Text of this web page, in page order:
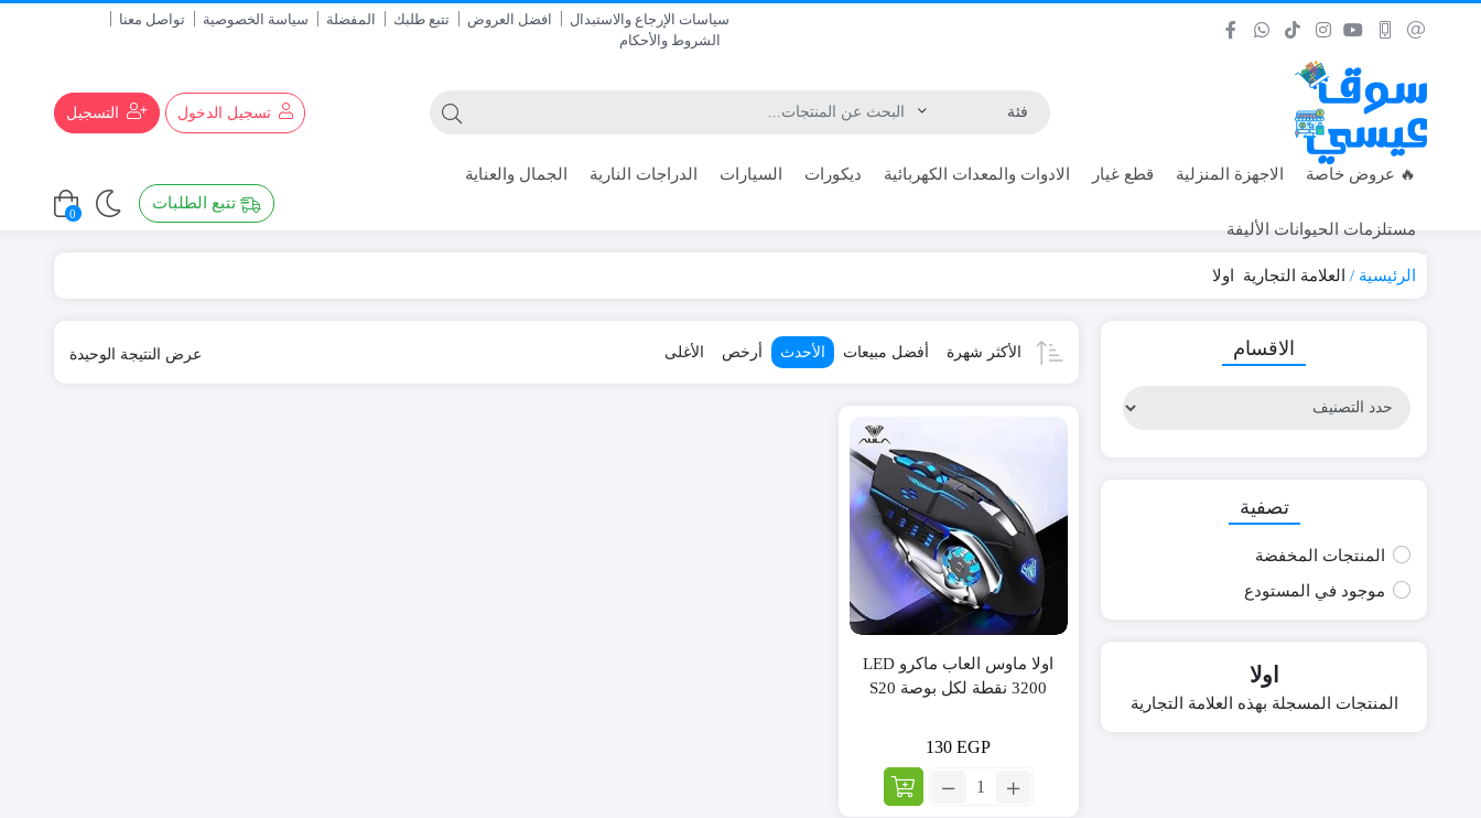
سياسات الإرجاع والاستبدال افضل العروض تتبع طلبك المفضلة سياسة الخصوصية
تواصل معنا
الشروط والأحكام
تسجيل الدخول التسجيل
🔥 عروض خاصة الاجهزة المنزلية قطع غيار الادوات والمعدات الكهربائية ديكورات السيارات الدراجات النارية الجمال والعناية
مستلزمات الحيوانات الأليفة
تتبع الطلبات
0
الرئيسية العلامة التجارية اولا
الأكثر شهرة أفضل مبيعات الأحدث أرخص الأغلى عرض النتيجة الوحيدة
اولا ماوس العاب ماكرو LED
3200 نقطة لكل بوصة S20
130EGP
العدد:
الاقسام
تصفية
المنتجات المخفضة
موجود في المستودع
اولا
المنتجات المسجلة بهذه العلامة التجارية